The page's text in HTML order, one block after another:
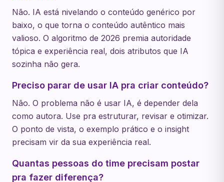
Não. IA está nivelando o conteúdo genérico por
baixo, o que torna o conteúdo autêntico mais
valioso. O algoritmo de 2026 premia autoridade
tópica e experiência real, dois atributos que IA
sozinha não gera.
Preciso parar de usar IA pra criar conteúdo?
Não. O problema não é usar IA, é depender dela
como autora. Use pra estruturar, revisar e otimizar.
O ponto de vista, o exemplo prático e o insight
precisam vir da sua experiência real.
Quantas pessoas do time precisam postar
pra fazer diferença?